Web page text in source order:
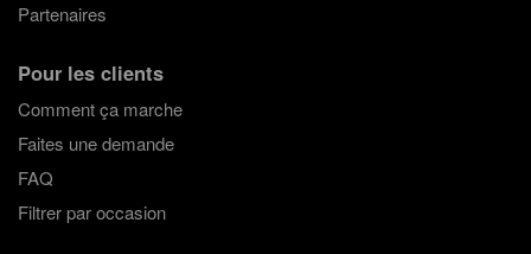
Partenaires
Pour les clients
Comment ça marche
Faites une demande
FAQ
Filtrer par occasion